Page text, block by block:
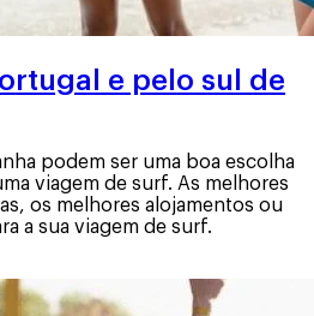
e pelo sul de
podem ser uma boa escolha
viagem de surf. As melhores
os melhores alojamentos ou
a sua viagem de surf.